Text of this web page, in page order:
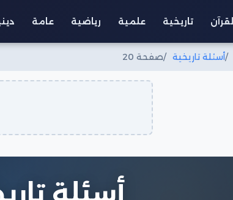
القرآن تاريخية علمية رياضية عامة
أسئلة تاريخية صفحة 20
أسئلة